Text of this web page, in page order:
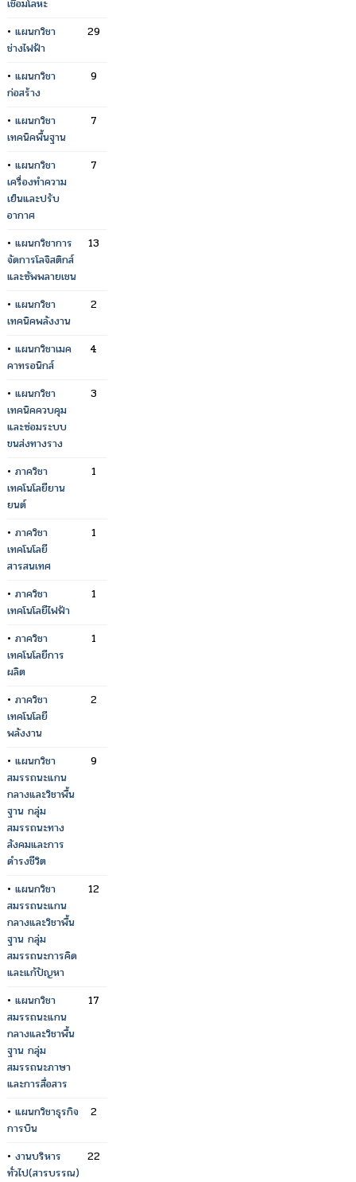
เชื่อมโลหะ
• แผนกวิชา
ช่างไฟฟ้า
29
• แผนกวิชา
ก่อสร้าง
9
• แผนกวิชา
เทคนิคพื้นฐาน
7
• แผนกวิชา
เครื่องทำความ
เย็นและปรับ
อากาศ
7
• แผนกวิชาการ
จัดการโลจิสติกส์
และซัพพลายเชน
13
• แผนกวิชา
เทคนิคพลังงาน
2
• แผนกวิชาเมค
คาทรอนิกส์
4
• แผนกวิชา
เทคนิคควบคุม
และซ่อมระบบ
ขนส่งทางราง
3
• ภาควิชา
เทคโนโลยียาน
ยนต์
1
• ภาควิชา
เทคโนโลยี
สารสนเทศ
1
• ภาควิชา
เทคโนโลยีไฟฟ้า
1
• ภาควิชา
เทคโนโลยีการ
ผลิต
1
• ภาควิชา
เทคโนโลยี
พลังงาน
2
• แผนกวิชา
สมรรถนะแกน
กลางและวิชาพื้น
ฐาน กลุ่ม
สมรรถนะทาง
สังคมและการ
ดำรงชีวิต
9
• แผนกวิชา
สมรรถนะแกน
กลางและวิชาพื้น
ฐาน กลุ่ม
สมรรถนะการคิด
และแก้ปัญหา
12
• แผนกวิชา
สมรรถนะแกน
กลางและวิชาพื้น
ฐาน กลุ่ม
สมรรถนะภาษา
และการสื่อสาร
17
• แผนกวิชาธุรกิจ
การบิน
2
• งานบริหาร
ทั่วไป(สารบรรณ)
22